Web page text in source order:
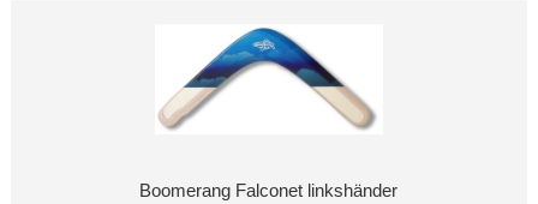
Boomerang Falconet linkshänder